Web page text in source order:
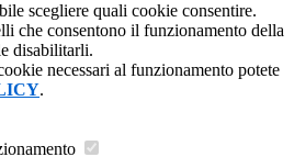
scegliere quali cookie consentire.
che consentono il funzionamento della
disabilitarli.
necessari al funzionamento potete
.